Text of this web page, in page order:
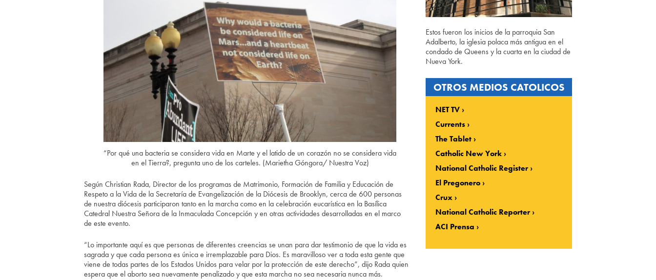
“Por qué una bacteria se considera vida en Marte y el latido de un corazón no se considera vida
en el Tierra?, pregunta uno de los carteles. (Marietha Góngora/ Nuestra Voz)
Según Christian Rada, Director de los programas de Matrimonio, Formación de Familia y Educación de
Respeto a la Vida de la Secretaría de Evangelización de la Diócesis de Brooklyn, cerca de 600 personas
de nuestra diócesis participaron tanto en la marcha como en la celebración eucarística en la Basílica
Catedral Nuestra Señora de la Inmaculada Concepción y en otras actividades desarrolladas en el marco
de este evento.
“Lo importante aquí es que personas de diferentes creencias se unan para dar testimonio de que la vida es
sagrada y que cada persona es única e irremplazable para Dios. Es maravilloso ver a toda esta gente que
viene de todas partes de los Estados Unidos para velar por la protección de este derecho”, dijo Rada quien
espera que el aborto sea nuevamente penalizado y que esta marcha no sea necesaria nunca más.
Estos fueron los inicios de la parroquia San
Adalberto, la iglesia polaca más antigua en el
condado de Queens y la cuarta en la ciudad de
Nueva York.
OTROS MEDIOS CATOLICOS
NET TV
Currents
The Tablet
Catholic New York
National Catholic Register
El Pregonero
Crux
National Catholic Reporter
ACI Prensa